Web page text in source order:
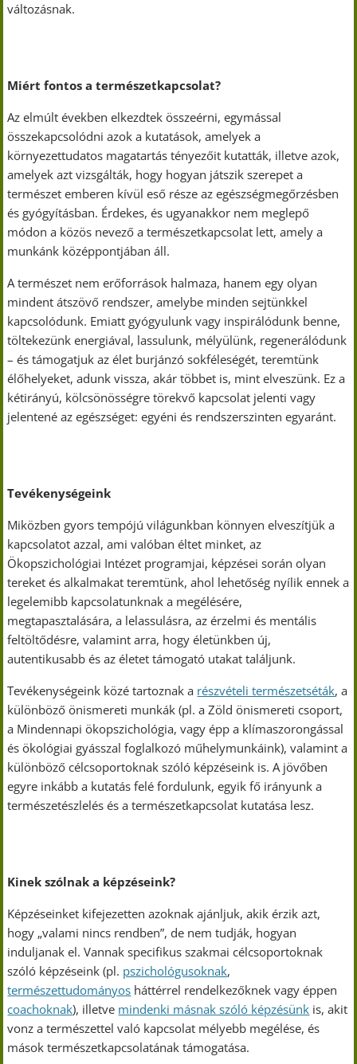
változásnak.
Miért fontos a természetkapcsolat?
Az elmúlt években elkezdtek összeérni, egymással
összekapcsolódni azok a kutatások, amelyek a
környezettudatos magatartás tényezőit kutatták, illetve azok,
amelyek azt vizsgálták, hogy hogyan játszik szerepet a
természet emberen kívül eső része az egészségmegőrzésben
és gyógyításban. Érdekes, és ugyanakkor nem meglepő
módon a közös nevező a természetkapcsolat lett, amely a
munkánk középpontjában áll.
A természet nem erőforrások halmaza, hanem egy olyan
mindent átszövő rendszer, amelybe minden sejtünkkel
kapcsolódunk. Emiatt gyógyulunk vagy inspirálódunk benne,
töltekezünk energiával, lassulunk, mélyülünk, regenerálódunk
– és támogatjuk az élet burjánzó sokféleségét, teremtünk
élőhelyeket, adunk vissza, akár többet is, mint elveszünk. Ez a
kétirányú, kölcsönösségre törekvő kapcsolat jelenti vagy
jelentené az egészséget: egyéni és rendszerszinten egyaránt.
Tevékenységeink
Miközben gyors tempójú világunkban könnyen elveszítjük a
kapcsolatot azzal, ami valóban éltet minket, az
Ökopszichológiai Intézet programjai, képzései során olyan
tereket és alkalmakat teremtünk, ahol lehetőség nyílik ennek a
legelemibb kapcsolatunknak a megélésére,
megtapasztalására, a lelassulásra, az érzelmi és mentális
feltöltődésre, valamint arra, hogy életünkben új,
autentikusabb és az életet támogató utakat találjunk.
Tevékenységeink közé tartoznak a részvételi természetséták, a
különböző önismereti munkák (pl. a Zöld önismereti csoport,
a Mindennapi ökopszichológia, vagy épp a klímaszorongással
és ökológiai gyásszal foglalkozó műhelymunkáink), valamint a
különböző célcsoportoknak szóló képzéseink is. A jövőben
egyre inkább a kutatás felé fordulunk, egyik fő irányunk a
természetészlelés és a természetkapcsolat kutatása lesz.
Kinek szólnak a képzéseink?
Képzéseinket kifejezetten azoknak ajánljuk, akik érzik azt,
hogy „valami nincs rendben”, de nem tudják, hogyan
induljanak el. Vannak specifikus szakmai célcsoportoknak
szóló képzéseink (pl. pszichológusoknak,
természettudományos háttérrel rendelkezőknek vagy éppen
coachoknak), illetve mindenki másnak szóló képzésünk is, akit
vonz a természettel való kapcsolat mélyebb megélése, és
mások természetkapcsolatának támogatása.